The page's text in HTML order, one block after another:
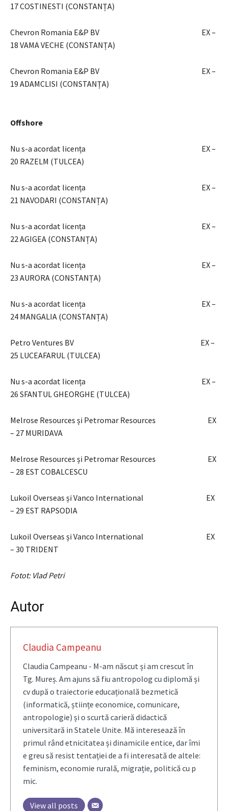
17 COSTINESTI (CONSTANȚA)
Chevron Romania E&P BV EX –
18 VAMA VECHE (CONSTANȚA)
Chevron Romania E&P BV EX –
19 ADAMCLISI (CONSTANȚA)
Offshore
Nu s-a acordat licența EX –
20 RAZELM (TULCEA)
Nu s-a acordat licența EX –
21 NAVODARI (CONSTANȚA)
Nu s-a acordat licența EX –
22 AGIGEA (CONSTANȚA)
Nu s-a acordat licența EX –
23 AURORA (CONSTANȚA)
Nu s-a acordat licența EX –
24 MANGALIA (CONSTANȚA)
Petro Ventures BV EX –
25 LUCEAFARUL (TULCEA)
Nu s-a acordat licența EX –
26 SFANTUL GHEORGHE (TULCEA)
Melrose Resources și Petromar Resources EX
– 27 MURIDAVA
Melrose Resources și Petromar Resources EX
– 28 EST COBALCESCU
Lukoil Overseas și Vanco International EX
– 29 EST RAPSODIA
Lukoil Overseas și Vanco International EX
– 30 TRIDENT
Fotot: Vlad Petri
Autor
Claudia Campeanu
Claudia Campeanu - M-am născut și am crescut în
Tg. Mureș. Am ajuns să fiu antropolog cu diplomă și
cv după o traiectorie educațională bezmetică
(informatică, științe economice, comunicare,
antropologie) și o scurtă carieră didactică
universitară in Statele Unite. Mă interesează în
primul rând etnicitatea și dinamicile entice, dar îmi
e greu să resist tentației de a fi interesată de altele:
feminism, economie rurală, migrație, politică cu p
mic.
View all posts